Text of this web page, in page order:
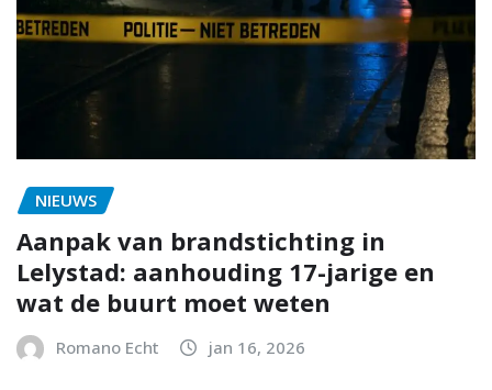
NIEUWS
Aanpak van brandstichting in
Lelystad: aanhouding 17-jarige en
wat de buurt moet weten
Romano Echt jan 16, 2026